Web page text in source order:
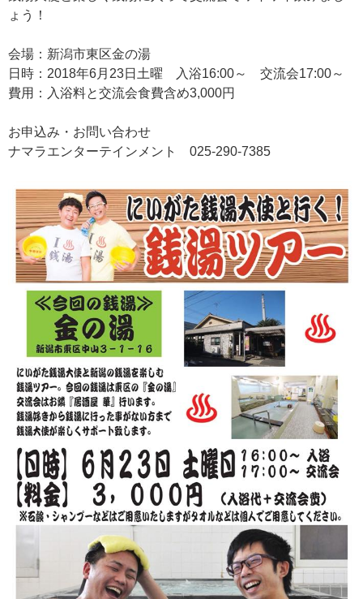
ょう！
会場：新潟市東区金の湯
日時：2018年6月23日土曜 入浴16:00～ 交流会17:00～
費用：入浴料と交流会食費含め3,000円
お申込み・お問い合わせ
ナマラエンターテインメント 025-290-7385